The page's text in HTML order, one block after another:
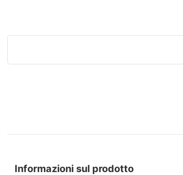
Informazioni sul prodotto